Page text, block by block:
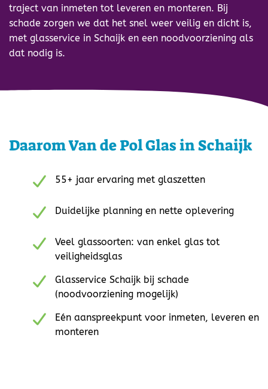
traject van inmeten tot leveren en monteren. Bij
schade zorgen we dat het snel weer veilig en dicht is,
met glasservice in Schaijk en een noodvoorziening als
dat nodig is.
Daarom Van de Pol Glas in Schaijk
55+ jaar ervaring met glaszetten
Duidelijke planning en nette oplevering
Veel glassoorten: van enkel glas tot
veiligheidsglas
Glasservice Schaijk bij schade
(noodvoorziening mogelijk)
Eén aanspreekpunt voor inmeten, leveren en
monteren